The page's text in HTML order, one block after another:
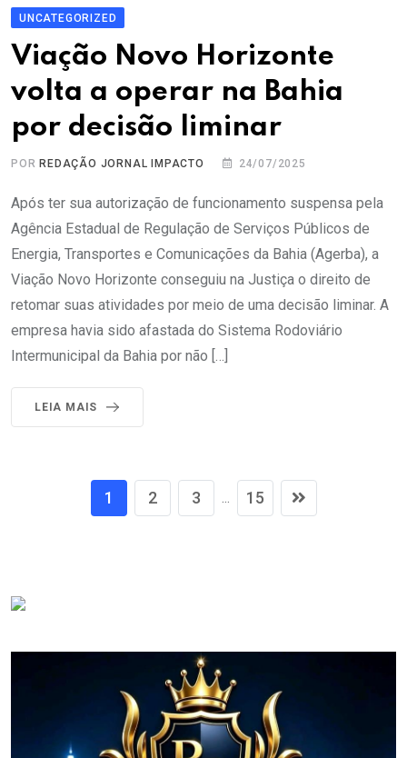
UNCATEGORIZED
Viação Novo Horizonte
volta a operar na Bahia
por decisão liminar
POR REDAÇÃO JORNAL IMPACTO 24/07/2025
Após ter sua autorização de funcionamento suspensa pela
Agência Estadual de Regulação de Serviços Públicos de
Energia, Transportes e Comunicações da Bahia (Agerba), a
Viação Novo Horizonte conseguiu na Justiça o direito de
retomar suas atividades por meio de uma decisão liminar. A
empresa havia sido afastada do Sistema Rodoviário
Intermunicipal da Bahia por não […]
LEIA MAIS
1 2 3 ... 15